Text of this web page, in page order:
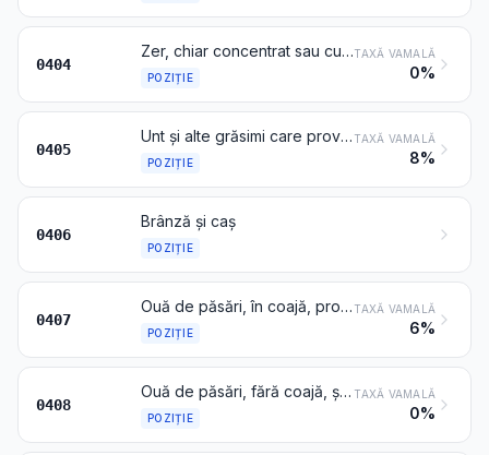
0404
Zer, chiar concentrat sau cu adaos de zahăr sau de alți îndulcitori; produse obținute din compuși naturali ai laptelui, chiar cu adaos de zahăr sau alți îndulcitori, nedenumite și necuprinse în altă parte
POZIȚIE
TAXĂ VAMALĂ
0%
0405
Unt și alte grăsimi care provin din lapte; pastă din lapte pentru tartine
POZIȚIE
TAXĂ VAMALĂ
8%
0406
Brânză și caș
POZIȚIE
0407
Ouă de păsări, în coajă, proaspete, conservate sau fierte
POZIȚIE
TAXĂ VAMALĂ
6%
0408
Ouă de păsări, fără coajă, și gălbenușuri, proaspete, uscate, fierte în apă sau în abur, turnate în formă, congelate sau altfel conservate, chiar cu adaos de zahăr sau de alți îndulcitori
POZIȚIE
TAXĂ VAMALĂ
0%